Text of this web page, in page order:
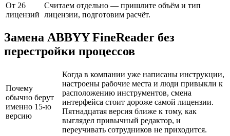
От 26
лицензий
Считаем отдельно — пришлите объём и тип
лицензии, подготовим расчёт.
Замена ABBYY FineReader без
перестройки процессов
Почему
обычно берут
именно 15-ю
версию
Когда в компании уже написаны инструкции,
настроены рабочие места и люди привыкли к
расположению инструментов, смена
интерфейса стоит дороже самой лицензии.
Пятнадцатая версия ближе к тому, как
выглядел привычный редактор, и
переучивать сотрудников не приходится.